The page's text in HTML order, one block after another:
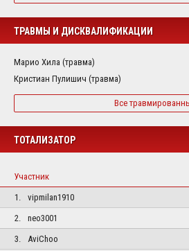
ТРАВМЫ И ДИСКВАЛИФИКАЦИИ
Марио Хила (травма)
Кристиан Пулишич (травма)
Все
ТОТАЛИЗАТОР
Участник
1.
vipmilan1910
2.
neo3001
3.
AviChoo